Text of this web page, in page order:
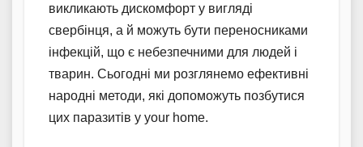
викликають дискомфорт у вигляді
свербінця, а й можуть бути переносниками
інфекцій, що є небезпечними для людей і
тварин. Сьогодні ми розглянемо ефективні
народні методи, які допоможуть позбутися
цих паразитів у your home.